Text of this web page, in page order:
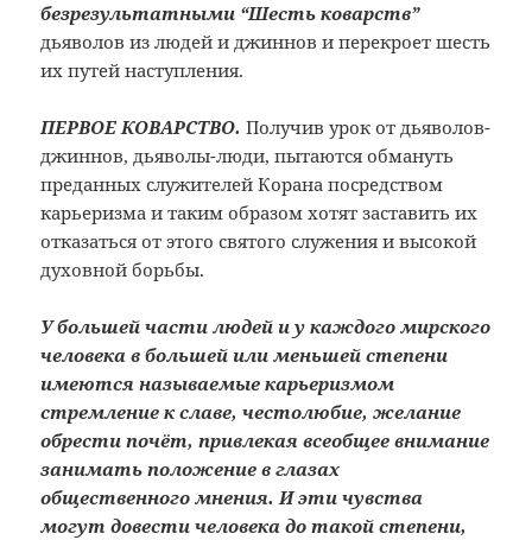
безрезультатными “Шесть коварств”
дьяволов из людей и джиннов и перекроет шесть
их путей наступления.
ПЕРВОЕ КОВАРСТВО.Получив урок от дьяволов-
джиннов, дьяволы-люди, пытаются обмануть
преданных служителей Корана посредством
карьеризма и таким образом хотят заставить их
отказаться от этого святого служения и высокой
духовной борьбы.
У большей части людей и у каждого мирского
человека в большей или меньшей степени
имеются называемые карьеризмом
стремление к славе, честолюбие, желание
обрести почёт, привлекая всеобщее внимание
занимать положение в глазах
общественного мнения. И эти чувства
могут довести человека до такой степени,